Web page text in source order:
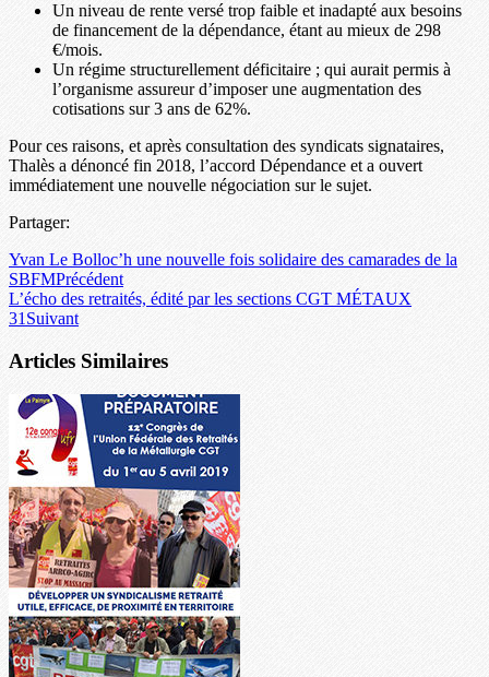
Un niveau de rente versé trop faible et inadapté aux besoins
de financement de la dépendance, étant au mieux de 298
€/mois.
Un régime structurellement déficitaire ; qui aurait permis à
l’organisme assureur d’imposer une augmentation des
cotisations sur 3 ans de 62%.
Pour ces raisons, et après consultation des syndicats signataires,
Thalès a dénoncé fin 2018, l’accord Dépendance et a ouvert
immédiatement une nouvelle négociation sur le sujet.
Partager:
Yvan Le Bolloc’h une nouvelle fois solidaire des camarades de la
SBFMPrécédent
L’écho des retraités, édité par les sections CGT MÉTAUX
31 Suivant
Articles Similaires